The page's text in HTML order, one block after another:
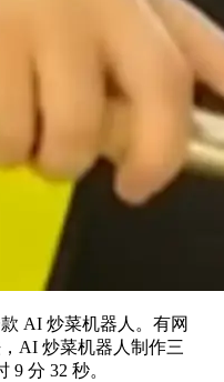
AI 炒菜机器人。有网
AI 炒菜机器人制作三
9 分 32 秒。